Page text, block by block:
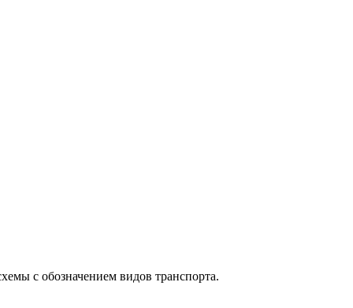
с обозначением видов транспорта.